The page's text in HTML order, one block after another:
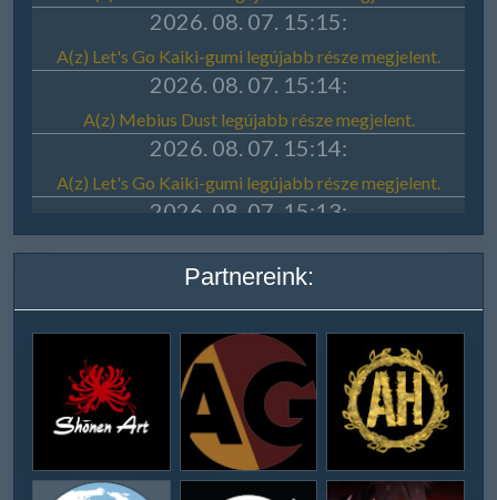
Partnereink: